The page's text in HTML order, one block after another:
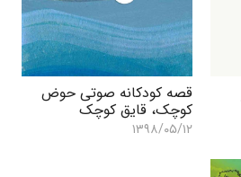
قصه کودکانه صوتی حوض
کوچک، قایق کوچک
۱۳۹۸/۰۵/۱۲